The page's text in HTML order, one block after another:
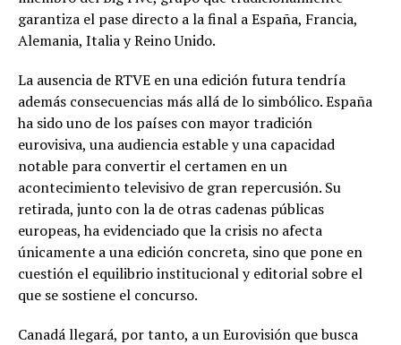
garantiza el pase directo a la final a España, Francia,
Alemania, Italia y Reino Unido.
La ausencia de RTVE en una edición futura tendría
además consecuencias más allá de lo simbólico. España
ha sido uno de los países con mayor tradición
eurovisiva, una audiencia estable y una capacidad
notable para convertir el certamen en un
acontecimiento televisivo de gran repercusión. Su
retirada, junto con la de otras cadenas públicas
europeas, ha evidenciado que la crisis no afecta
únicamente a una edición concreta, sino que pone en
cuestión el equilibrio institucional y editorial sobre el
que se sostiene el concurso.
Canadá llegará, por tanto, a un Eurovisión que busca